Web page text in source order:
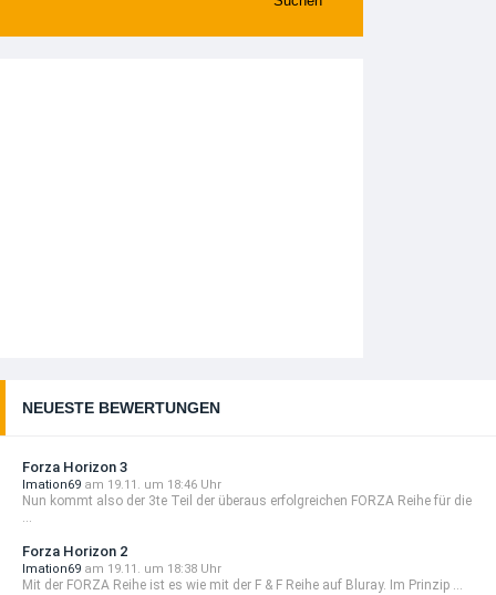
NEUESTE BEWERTUNGEN
Forza Horizon 3
Imation69 am 19.11. um 18:46 Uhr
Nun kommt also der 3te Teil der überaus erfolgreichen FORZA Reihe für die
...
Forza Horizon 2
Imation69 am 19.11. um 18:38 Uhr
Mit der FORZA Reihe ist es wie mit der F & F Reihe auf Bluray. Im Prinzip ...